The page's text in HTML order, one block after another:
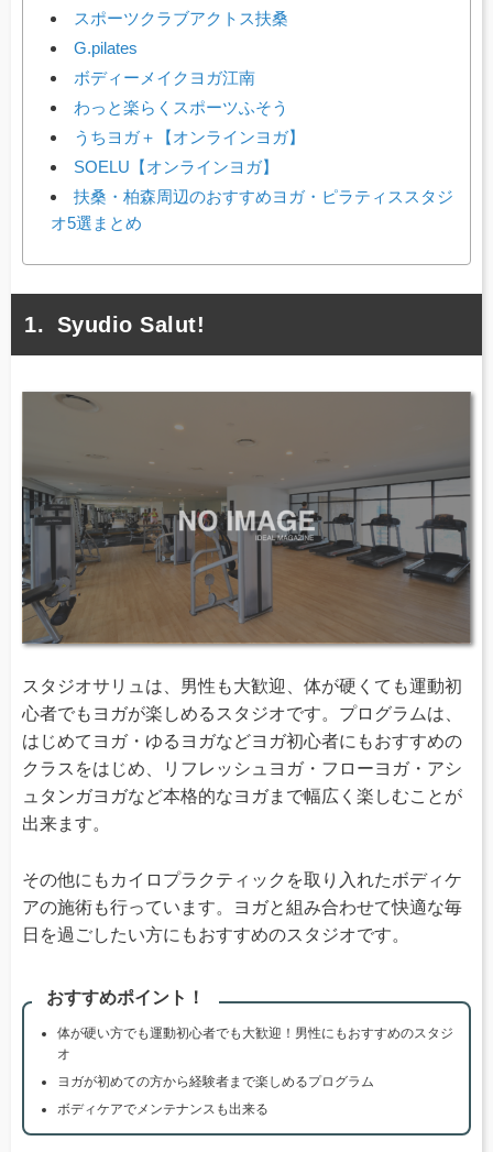
スポーツクラブアクトス扶桑
G.pilates
ボディーメイクヨガ江南
わっと楽らくスポーツふそう
うちヨガ＋【オンラインヨガ】
SOELU【オンラインヨガ】
扶桑・柏森周辺のおすすめヨガ・ピラティススタジ
オ5選まとめ
Syudio Salut!
スタジオサリュは、男性も大歓迎、体が硬くても運動初
心者でもヨガが楽しめるスタジオです。プログラムは、
はじめてヨガ・ゆるヨガなどヨガ初心者にもおすすめの
クラスをはじめ、リフレッシュヨガ・フローヨガ・アシ
ュタンガヨガなど本格的なヨガまで幅広く楽しむことが
出来ます。
その他にもカイロプラクティックを取り入れたボディケ
アの施術も行っています。ヨガと組み合わせて快適な毎
日を過ごしたい方にもおすすめのスタジオです。
おすすめポイント！
体が硬い方でも運動初心者でも大歓迎！男性にもおすすめのスタジ
オ
ヨガが初めての方から経験者まで楽しめるプログラム
ボディケアでメンテナンスも出来る